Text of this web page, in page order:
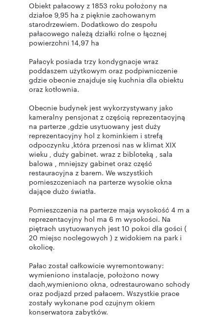
Obiekt pałacowy z 1853 roku położony na
działce 9,95 ha z pięknie zachowanym
starodrzewiem. Dodatkowo do zespołu
pałacowego należą działki rolne o łącznej
powierzchni 14,97 ha
Pałacyk posiada trzy kondygnacje wraz
poddaszem użytkowym oraz podpiwniczenie
gdzie obecnie znajduje się kuchnia dla obiektu
oraz kotłownia.
Obecnie budynek jest wykorzystywany jako
kameralny pensjonat z częścią reprezentacyjną
na parterze ,gdzie usytuowany jest duży
reprezentacyjny hol z kominkiem i strefą
odpoczynku ,która przenosi nas w klimat XIX
wieku , duży gabinet. wraz z bibloteką , sala
balowa , mniejszy gabinet oraz część
restauracyjna z barem. We wszystkich
pomieszczeniach na parterze wysokie okna
dające dużo światła.
Pomieszczenia na parterze maja wysokość 4 m a
reprezentacyjny hol ma 6 m wysokości. Na
piętrach usytuowanych jest 10 pokoi dla gości (
20 miejsc noclegowych ) z widokiem na park i
okolicę.
Pałac został całkowicie wyremontowany:
wymieniono instalacje, położono nowy
dach,wymieniono okna, odrestaurowano schody
oraz podjazd przed pałacem. Wszystkie prace
zostały wykonane pod czujnym okiem
konserwatora zabytków.